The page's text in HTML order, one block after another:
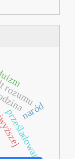
prześladowania
naród